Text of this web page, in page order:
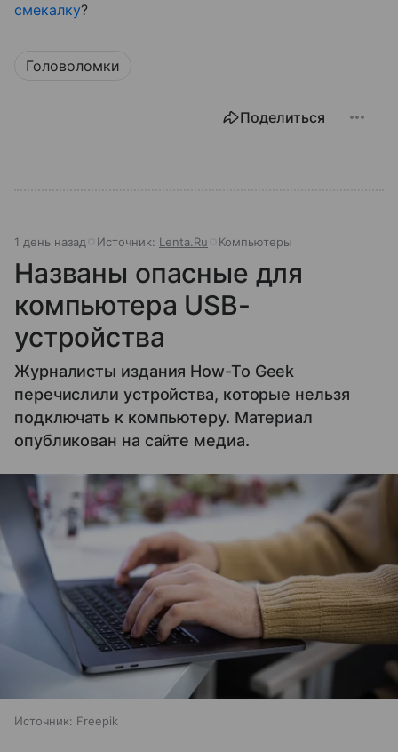
смекалку?
Головоломки
Поделиться
1 день назад Источник: Lenta.Ru Компьютеры
Названы опасные для
компьютера USB-
устройства
Журналисты издания How-To Geek
перечислили устройства, которые нельзя
подключать к компьютеру. Материал
опубликован на сайте медиа.
Источник: Freepik